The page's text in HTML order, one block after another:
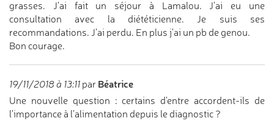
grasses. J'ai fait un séjour à Lamalou. J'ai eu une
consultation avec la diététicienne. Je suis ses
recommandations. J'ai perdu. En plus j'ai un pb de genou.
Bon courage.
19/11/2018 à 13:11 par Béatrice
Une nouvelle question : certains d'entre accordent-ils de
l'importance à l'alimentation depuis le diagnostic ?